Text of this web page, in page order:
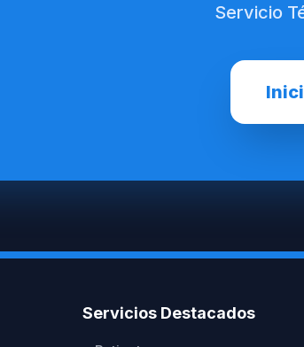
Servicio
Servicios Destacados